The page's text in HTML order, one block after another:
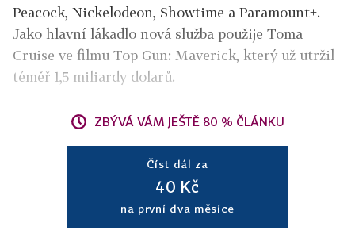
Peacock, Nickelodeon, Showtime a Paramount+.
Jako hlavní lákadlo nová služba použije Toma
Cruise ve filmu Top Gun: Maverick, který už utržil
téměř 1,5 miliardy dolarů.
ZBÝVÁ VÁM JEŠTĚ 80 % ČLÁNKU
Číst dál za
40 Kč
na první dva měsíce